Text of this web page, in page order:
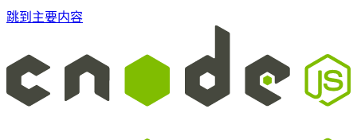
跳到主要内容